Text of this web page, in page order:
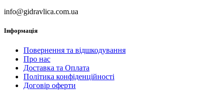
info@gidravlica.com.ua
Інформація
Повернення та відшкодування
Про нас
Доставка та Оплата
Політика конфіденційності
Договір оферти